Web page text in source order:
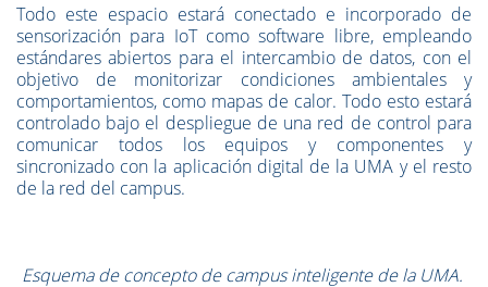
Todo este espacio estará conectado e incorporado de
sensorización para IoT como software libre, empleando
estándares abiertos para el intercambio de datos, con el
objetivo de monitorizar condiciones ambientales y
comportamientos, como mapas de calor. Todo esto estará
controlado bajo el despliegue de una red de control para
comunicar todos los equipos y componentes y
sincronizado con la aplicación digital de la UMA y el resto
de la red del campus.
Esquema de concepto de campus inteligente de la UMA.